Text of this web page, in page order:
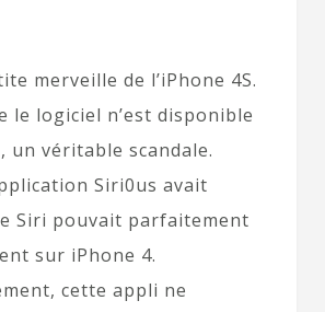
merveille de l’iPhone 4S.
le logiciel n’est disponible
un véritable scandale.
Siri0us avait
Siri pouvait parfaitement
sur iPhone 4.
cette appli ne